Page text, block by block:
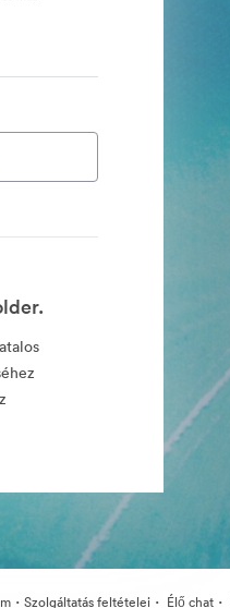
· Szolgáltatás feltételei · Élő chat ·